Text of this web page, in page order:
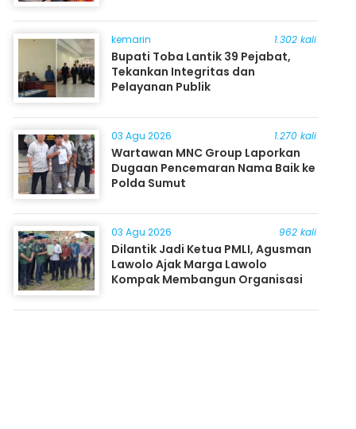
kemarin 1.302 kali
Bupati Toba Lantik 39 Pejabat,
Tekankan Integritas dan
Pelayanan Publik
03 Agu 2026 1.270 kali
Wartawan MNC Group Laporkan
Dugaan Pencemaran Nama Baik ke
Polda Sumut
03 Agu 2026 962 kali
Dilantik Jadi Ketua PMLI, Agusman
Lawolo Ajak Marga Lawolo
Kompak Membangun Organisasi